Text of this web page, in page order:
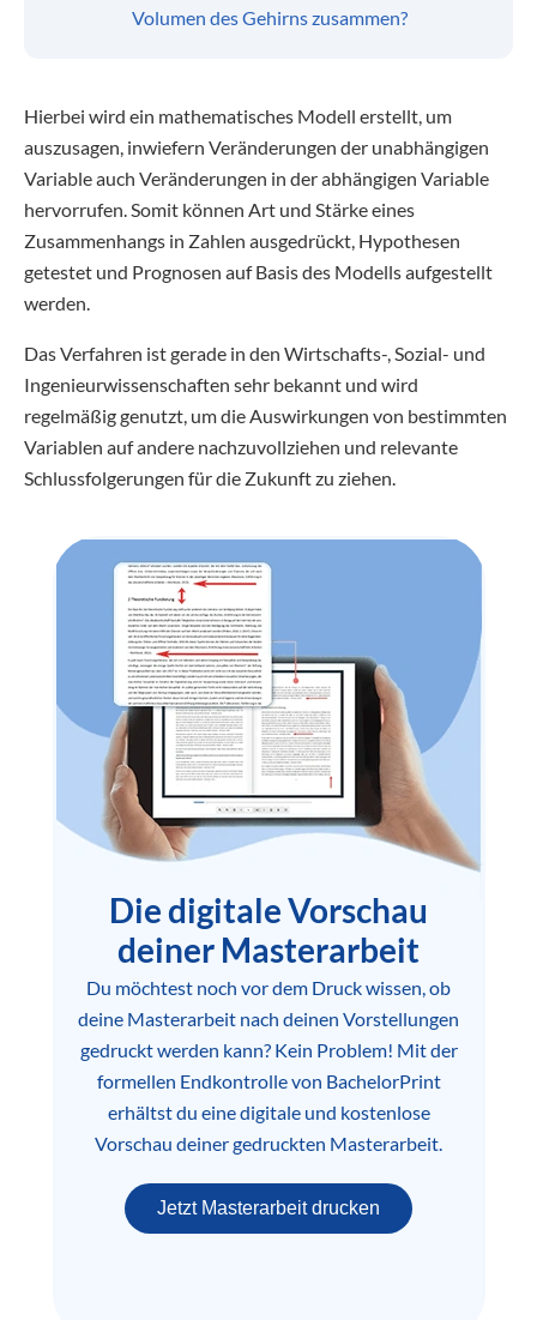
Volumen des Gehirns zusammen?
Hierbei wird ein mathematisches Modell erstellt, um
auszusagen, inwiefern Veränderungen der unabhängigen
Variable auch Veränderungen in der abhängigen Variable
hervorrufen. Somit können Art und Stärke eines
Zusammenhangs in Zahlen ausgedrückt, Hypothesen
getestet und Prognosen auf Basis des Modells aufgestellt
werden.
Das Verfahren ist gerade in den Wirtschafts-, Sozial- und
Ingenieurwissenschaften sehr bekannt und wird
regelmäßig genutzt, um die Auswirkungen von bestimmten
Variablen auf andere nachzuvollziehen und relevante
Schlussfolgerungen für die Zukunft zu ziehen.
Die digitale Vorschau
deiner Masterarbeit
Du möchtest noch vor dem Druck wissen, ob
deine Masterarbeit nach deinen Vorstellungen
gedruckt werden kann? Kein Problem! Mit der
formellen Endkontrolle von BachelorPrint
erhältst du eine digitale und kostenlose
Vorschau deiner gedruckten Masterarbeit.
Jetzt Masterarbeit drucken